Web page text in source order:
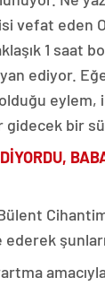
vefat eden
1 saat
ediyor.
bir
DİYORDU,
ederek